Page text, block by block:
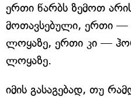
ერთი წარბს ზემოთ
მოთავსებული, ერთი
ლოყაზე, ერთი კი —
ლოყაზე.
იმის გასაგებად, თუ